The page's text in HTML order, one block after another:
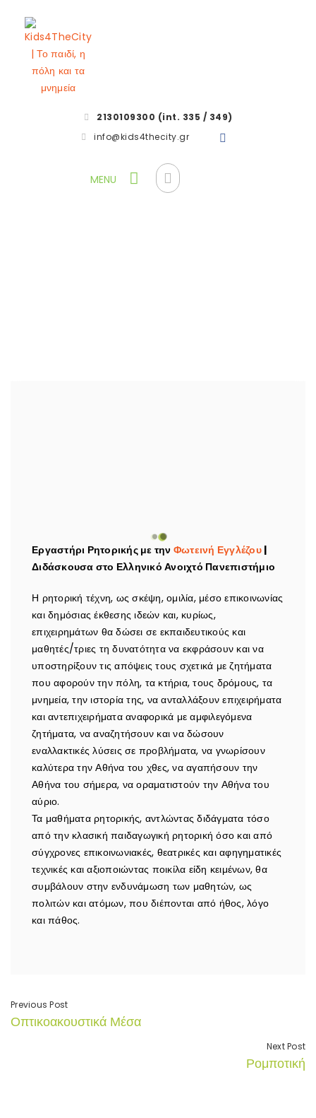
2130109300 (int. 335 / 349)
info@kids4thecity.gr
Εργαστήρι Ρητορικής με την Φωτεινή Εγγλέζου|
Διδάσκουσα στο Ελληνικό Ανοιχτό Πανεπιστήμιο
Η ρητορική τέχνη, ως σκέψη, ομιλία, μέσο επικοινωνίας
και δημόσιας έκθεσης ιδεών και, κυρίως,
επιχειρημάτων θα δώσει σε εκπαιδευτικούς και
μαθητές/τριες τη δυνατότητα να εκφράσουν και να
υποστηρίξουν τις απόψεις τους σχετικά με ζητήματα
που αφορούν την πόλη, τα κτήρια, τους δρόμους, τα
μνημεία, την ιστορία της, να ανταλλάξουν επιχειρήματα
και αντεπιχειρήματα αναφορικά με αμφιλεγόμενα
ζητήματα, να αναζητήσουν και να δώσουν
εναλλακτικές λύσεις σε προβλήματα, να γνωρίσουν
καλύτερα την Αθήνα του χθες, να αγαπήσουν την
Αθήνα του σήμερα, να οραματιστούν την Αθήνα του
αύριο.
Τα μαθήματα ρητορικής, αντλώντας διδάγματα τόσο
από την κλασική παιδαγωγική ρητορική όσο και από
σύγχρονες επικοινωνιακές, θεατρικές και αφηγηματικές
τεχνικές και αξιοποιώντας ποικίλα είδη κειμένων, θα
συμβάλουν στην ενδυνάμωση των μαθητών, ως
πολιτών και ατόμων, που διέπονται από ήθος, λόγο
και πάθος.
Previous Post
Οπτικοακουστικά Μέσα
Next Post
Ρομποτική